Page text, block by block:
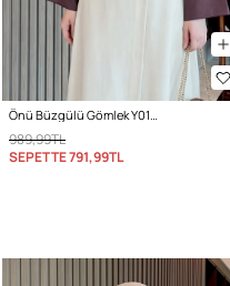
Önü Büzgülü Gömlek Y0125 - MÜRDÜM
989,99TL
SEPETTE791,99TL